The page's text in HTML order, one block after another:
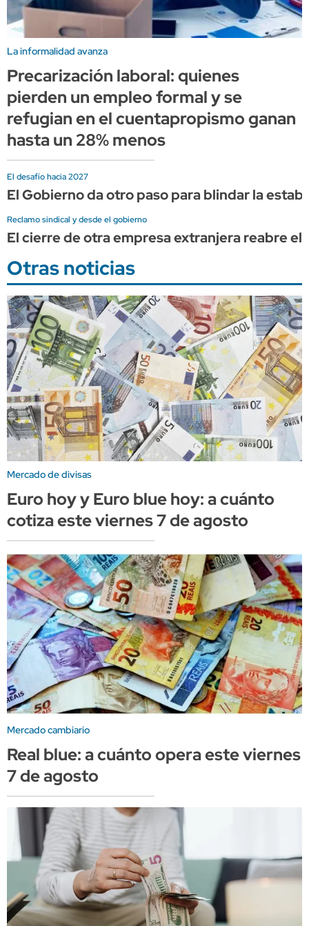
La informalidad avanza
Precarización laboral: quienes
pierden un empleo formal y se
refugian en el cuentapropismo ganan
hasta un 28% menos
El desafío hacia 2027
El Gobierno da otro paso para blindar la
Reclamo sindical y desde el gobierno
El cierre de otra empresa extranjera reabre
Otras noticias
Mercado de divisas
Euro hoy y Euro blue hoy: a cuánto
cotiza este viernes 7 de agosto
Mercado cambiario
Real blue: a cuánto opera este viernes
7 de agosto